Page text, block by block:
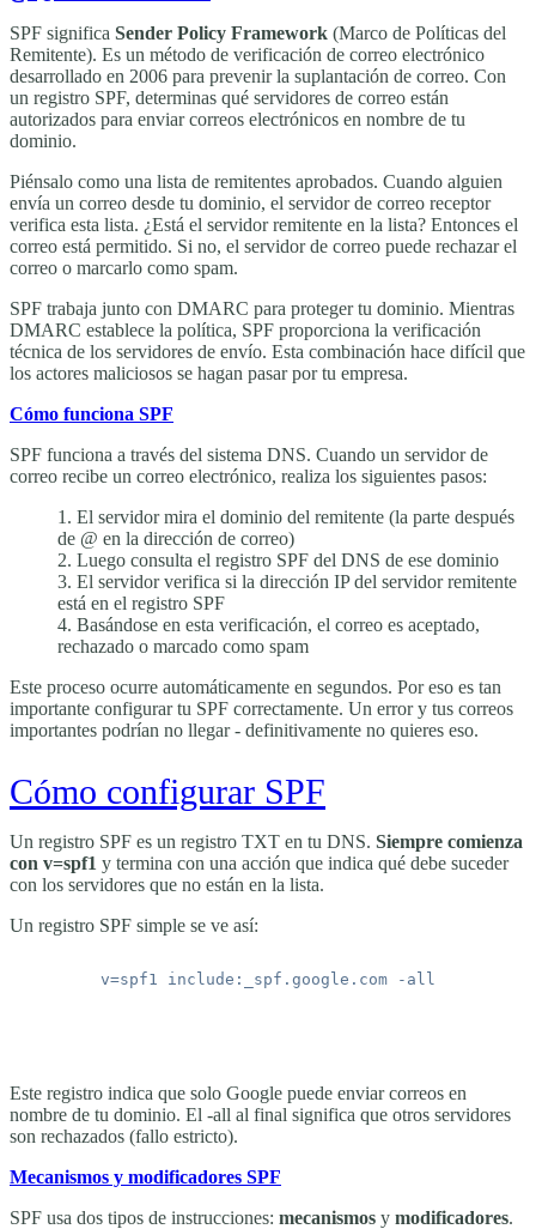
SPF significa Sender Policy Framework (Marco de Políticas del
Remitente). Es un método de verificación de correo electrónico
desarrollado en 2006 para prevenir la suplantación de correo. Con
un registro SPF, determinas qué servidores de correo están
autorizados para enviar correos electrónicos en nombre de tu
dominio.
Piénsalo como una lista de remitentes aprobados. Cuando alguien
envía un correo desde tu dominio, el servidor de correo receptor
verifica esta lista. ¿Está el servidor remitente en la lista? Entonces el
correo está permitido. Si no, el servidor de correo puede rechazar el
correo o marcarlo como spam.
SPF trabaja junto con DMARC para proteger tu dominio. Mientras
DMARC establece la política, SPF proporciona la verificación
técnica de los servidores de envío. Esta combinación hace difícil que
los actores maliciosos se hagan pasar por tu empresa.
Cómo funciona SPF
SPF funciona a través del sistema DNS. Cuando un servidor de
correo recibe un correo electrónico, realiza los siguientes pasos:
El servidor mira el dominio del remitente (la parte después
de @ en la dirección de correo)
Luego consulta el registro SPF del DNS de ese dominio
El servidor verifica si la dirección IP del servidor remitente
está en el registro SPF
Basándose en esta verificación, el correo es aceptado,
rechazado o marcado como spam
Este proceso ocurre automáticamente en segundos. Por eso es tan
importante configurar tu SPF correctamente. Un error y tus correos
importantes podrían no llegar - definitivamente no quieres eso.
Cómo configurar SPF
Un registro SPF es un registro TXT en tu DNS. Siempre comienza
con v=spf1 y termina con una acción que indica qué debe suceder
con los servidores que no están en la lista.
Un registro SPF simple se ve así:
Este registro indica que solo Google puede enviar correos en
nombre de tu dominio. El -all al final significa que otros servidores
son rechazados (fallo estricto).
Mecanismos y modificadores SPF
SPF usa dos tipos de instrucciones: mecanismos y modificadores.